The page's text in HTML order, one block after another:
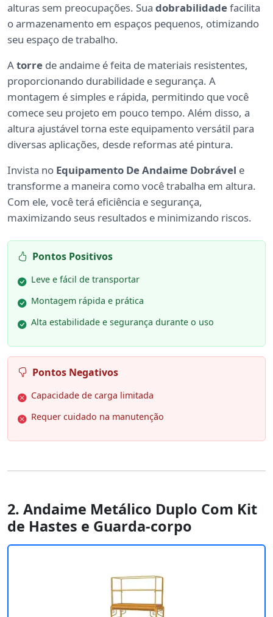
alturas sem preocupações. Sua dobrabilidadefacilita
o armazenamento em espaços pequenos, otimizando
seu espaço de trabalho.
Atorre de andaime é feita de materiais resistentes,
proporcionando durabilidade e segurança. A
montagem é simples e rápida, permitindo que você
comece seu projeto em pouco tempo. Além disso, a
altura ajustável torna este equipamento versátil para
diversas aplicações, desde reformas até pintura.
Invista no Equipamento De Andaime Dobrável e
transforme a maneira como você trabalha em altura.
Com ele, você terá eficiência e segurança,
maximizando seus resultados e minimizando riscos.
Pontos Positivos
Leve e fácil de transportar
Montagem rápida e prática
Alta estabilidade e segurança durante o uso
Pontos Negativos
Capacidade de carga limitada
Requer cuidado na manutenção
2. Andaime Metálico Duplo Com Kit
de Hastes e Guarda-corpo